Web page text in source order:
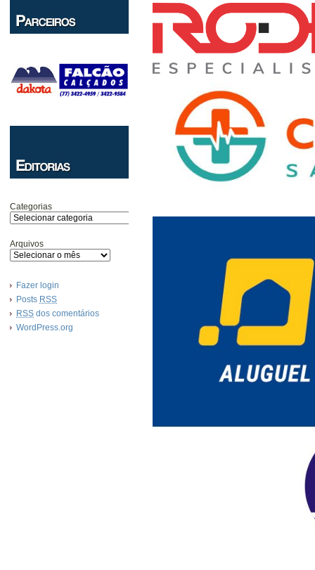
Categorias
Arquivos
Fazer login
Posts RSS
RSS dos comentários
WordPress.org